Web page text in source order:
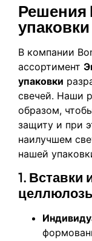
Решения
В компании
ассортимент
упаковки
свечей. Наши
образом,
защиту и при
наилучшем
нашей
1. Вставки